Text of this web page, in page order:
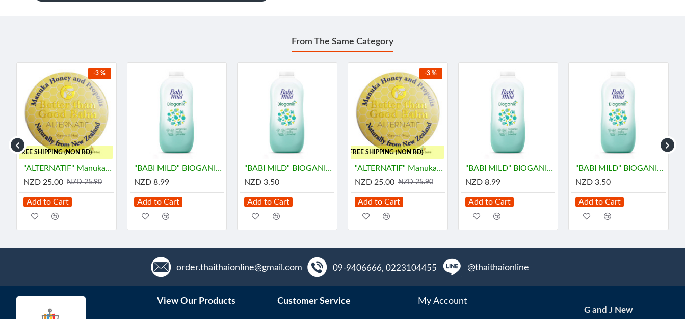
From The Same Category
..FREE SHIPPING (NON RD)
-3 %
"ALTERNATIF" Manuka Honey and Propolis Balm (55 grams) - น้ำผึ้ง
NZD 25.00 NZD 25.90
Add to Cart
"BABI MILD" BIOGANIK Organice Baby Powder (350 grams) - เบบี้ มายด์
NZD 8.99
Add to Cart
"BABI MILD" BIOGANIK Organice Baby Powder (45 grams) - เบบี้ มายด์
NZD 3.50
Add to Cart
..FREE SHIPPING (NON RD)
-3 %
"ALTERNATIF" Manuka Honey and Propolis Balm (55 grams) - น้ำผึ้ง
NZD 25.00 NZD 25.90
Add to Cart
"BABI MILD" BIOGANIK Organice Baby Powder (350 grams) - เบบี้ มายด์
NZD 8.99
Add to Cart
"BABI MILD" BIOGANIK Organice Baby Powder (45 grams) - เบบี้ มายด์
NZD 3.50
Add to Cart
order.thaithaionline@gmail.com 09-9406666, 0223104455 @thaithaionline
View Our Products Customer Service My Account
G and J New